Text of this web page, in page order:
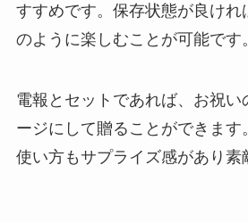
ベネチアンメッセージ
ことば
オルゴール
すすめです。保存状態が良けれ
のように楽しむことが可能です。
電報とセットであれば、お祝い
ージにして贈ることができます
使い方もサプライズ感があり素